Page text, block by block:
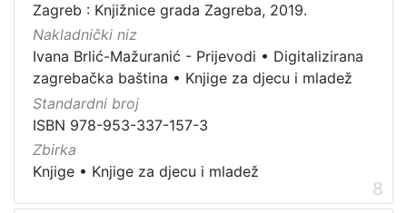
Zagreb : Knjižnice grada Zagreba, 2019.
Nakladnički niz
Ivana Brlić-Mažuranić - Prijevodi • Digitalizirana
zagrebačka baština • Knjige za djecu i mladež
Standardni broj
ISBN 978-953-337-157-3
Zbirka
Knjige • Knjige za djecu i mladež
8